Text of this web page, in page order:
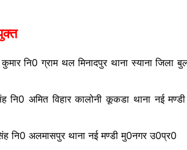
कुमार नि0 ग्राम थल मिनादपुर थाना स्याना जिला
नि0 अमित विहार कालोनी कूकडा थाना नई
नि0 अलमासपुर थाना नई मण्डी मु0नगर उ0प्र0